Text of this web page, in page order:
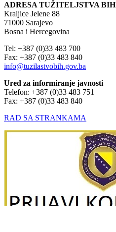
ADRESA TUŽITELJSTVA BIH
Kraljice Jelene 88
71000 Sarajevo
Bosna i Hercegovina
Tel: +387 (0)33 483 700
Fax: +387 (0)33 483 840
info@tuzilastvobih.gov.ba
Ured za informiranje javnosti
Telefon: +387 (0)33 483 751
Fax: +387 (0)33 483 840
RAD SA STRANKAMA